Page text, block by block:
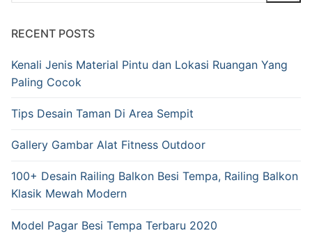
RECENT POSTS
Kenali Jenis Material Pintu dan Lokasi Ruangan Yang
Paling Cocok
Tips Desain Taman Di Area Sempit
Gallery Gambar Alat Fitness Outdoor
100+ Desain Railing Balkon Besi Tempa, Railing Balkon
Klasik Mewah Modern
Model Pagar Besi Tempa Terbaru 2020